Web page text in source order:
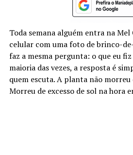
Toda semana alguém entra na
celular com uma foto de brinco-
faz a mesma pergunta: o que eu
maioria das vezes, a resposta é
quem escuta. A planta não morreu
Morreu de excesso de sol na hora